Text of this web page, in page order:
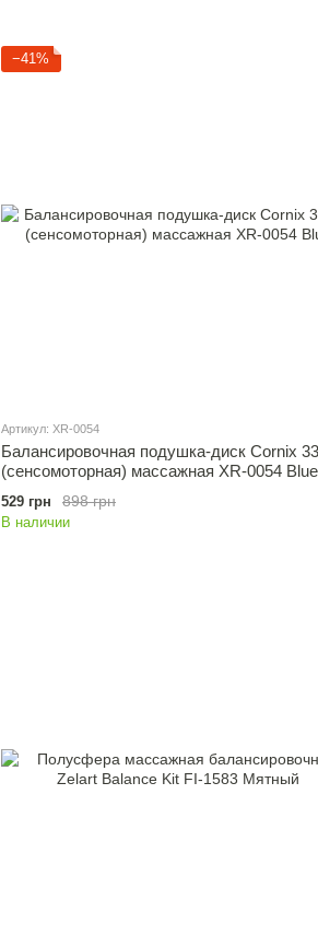
−41%
Артикул: XR-0054
Балансировочная подушка-диск Cornix
(сенсомоторная) массажная XR-0054 Blue
898 грн
529 грн
В наличии